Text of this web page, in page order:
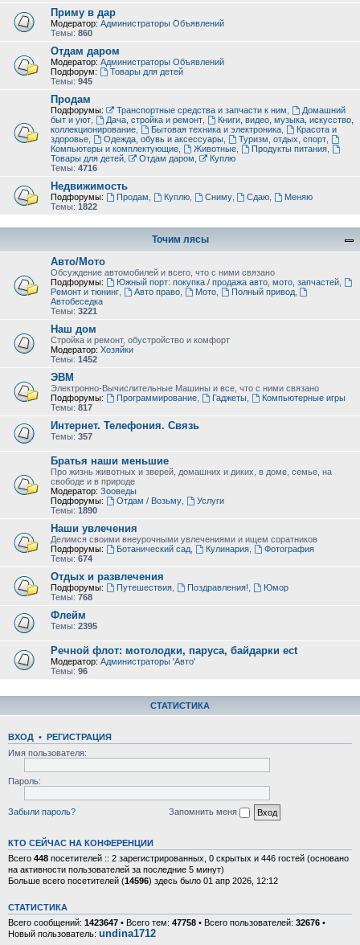
Приму в дар
Модератор: Администраторы Объявлений
Темы: 860
Отдам даром
Модератор: Администраторы Объявлений
Подфорум:
Товары для детей
Темы: 945
Продам
Подфорумы: Транспортные средства и запчасти к ним
Домашний
быт и уют
Дача, стройка и ремонт,
Книги, видео, музыка, искусство,
коллекционирование
Бытовая техника и электроника,
Красота и
здоровье
Одежда, обувь и аксессуары, Туризм, отдых, спорт,
Компьютеры и комплектующие
Животные, Продукты питания,
Товары для детей
Отдам даром
Куплю
Темы: 4716
Недвижимость
Подфорумы: Продам Куплю, Сниму, Сдаю
Меняю
Темы: 1822
Точим лясы
Авто/Мото
Обсуждение автомобилей и всего, что с ними связано
Подфорумы:
Южный порт: покупка / продажа авто, мото, запчастей,
Ремонт и тюнинг
Авто право, Мото, Полный привод,
Автобеседка
Темы: 3221
Наш дом
Стройка и ремонт, обустройство и комфорт
Модератор: Хозяйки
Темы: 1452
ЭВМ
Электронно-Вычислительные Машины и все, что с ними связано
Подфорумы:
Программирование, Гаджеты,
Компьютерные игры
Темы: 817
Интернет. Телефония. Связь
Темы: 357
Братья наши меньшие
Про жизнь животных и зверей, домашних и диких, в доме, семье, на
свободе и в природе
Модератор: Зооведы
Подфорумы:
Отдам / Возьму,
Услуги
Темы: 1890
Наши увлечения
Делимся своими внеурочными увлечениями и ищем соратников
Подфорумы:
Ботанический сад, Кулинария,
Фотография
Темы: 674
Отдых и развлечения
Подфорумы: Путешествия, Поздравления!
Юмор
Темы: 768
Флейм
Темы: 2395
Речной флот: мотолодки, паруса, байдарки ect
Модератор: Администраторы 'Авто'
Темы: 96
СТАТИСТИКА
ВХОД • РЕГИСТРАЦИЯ
Имя пользователя:
Пароль:
Забыли пароль? Запомнить меня
КТО СЕЙЧАС НА КОНФЕРЕНЦИИ
Всего 448 посетителей :: 2 зарегистрированных, 0 скрытых и 446 гостей (основано
на активности пользователей за последние 5 минут)
Больше всего посетителей (14596) здесь было 01 апр 2026, 12:12
СТАТИСТИКА
Всего сообщений: 1423647 • Всего тем: 47758 • Всего пользователей: 32676 •
Новый пользователь: undina1712